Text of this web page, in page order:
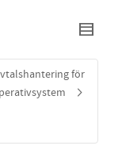
för